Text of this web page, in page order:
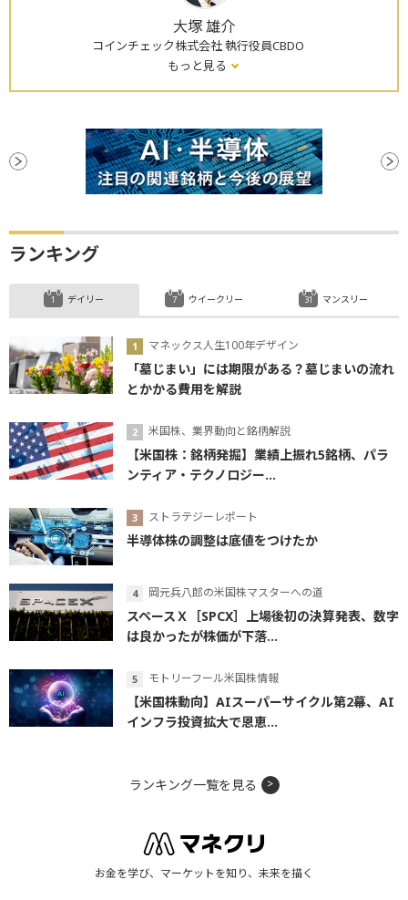
大塚 雄介
コインチェック株式会社 執行役員CBDO
もっと見る
ランキング
デイリー
マネックス人生100年デザイン
「墓じまい」には期限がある？墓じまいの流れ
とかかる費用を解説
米国株、業界動向と銘柄解説
【米国株：銘柄発掘】業績上振れ5銘柄、パラ
ンティア・テクノロジー...
ストラテジーレポート
半導体株の調整は底値をつけたか
岡元兵八郎の米国株マスターへの道
スペースＸ［SPCX］上場後初の決算発表、数字
は良かったが株価が下落...
モトリーフール米国株情報
【米国株動向】AIスーパーサイクル第2幕、AI
インフラ投資拡大で恩恵...
ウイークリー マンスリー
ランキング一覧を見る
お金を学び、マーケットを知り、未来を描く